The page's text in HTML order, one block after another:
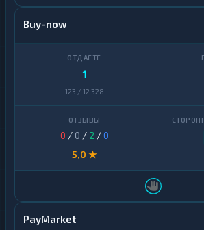
Buy-now
1
123 / 12 328
0 / 0 / 2 /0
5,0 ★
PayMarket